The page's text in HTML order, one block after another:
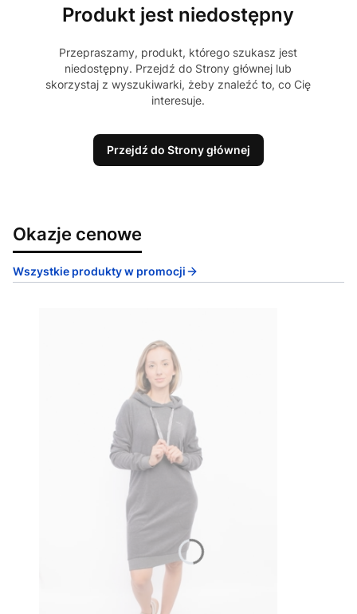
Produkt jest niedostępny
Przepraszamy, produkt, którego szukasz jest
niedostępny. Przejdź do Strony głównej lub
skorzystaj z wyszukiwarki, żeby znaleźć to, co Cię
interesuje.
Przejdź do Strony głównej
Okazje cenowe
Wszystkie produkty w promocji